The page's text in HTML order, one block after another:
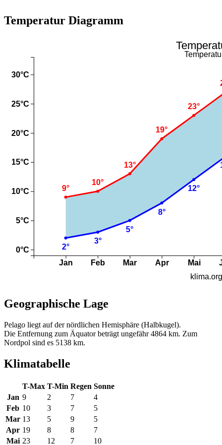
Temperatur Diagramm
Geographische Lage
Pelago liegt auf der nördlichen Hemisphäre (Halbkugel).
Die Entfernung zum Äquator beträgt ungefähr 4864 km. Zum
Nordpol sind es 5138 km.
Klimatabelle
T-Max T-Min Regen Sonne
Jan 9 2 7
4
Feb 10 3 7
5
Mar 13 5 9
5
Apr 19 8 8
7
Mai 23 12 7 10